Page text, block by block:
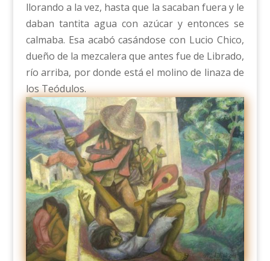
llorando a la vez, hasta que la sacaban fuera y le
daban tantita agua con azúcar y entonces se
calmaba. Esa acabó casándose con Lucio Chico,
dueño de la mezcalera que antes fue de Librado,
río arriba, por donde está el molino de linaza de
los Teódulos.